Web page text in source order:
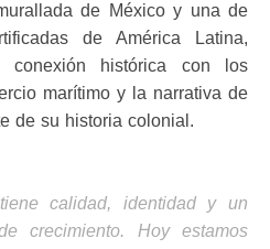
de México y una de
de América Latina,
conexión histórica con los
marítimo y la narrativa de
de su historia colonial.
calidad, identidad y un
crecimiento. Hoy estamos